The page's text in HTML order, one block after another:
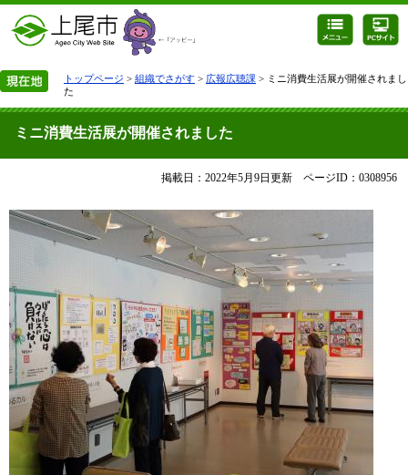
トップページ > 組織でさがす > 広報広聴課 > ミニ消費生活展が開催されまし
た
ミニ消費生活展が開催されました
掲載日：2022年5月9日更新 ページID：0308956